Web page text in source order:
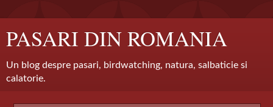
PASARI DIN ROMANIA
Un blog despre pasari, birdwatching, natura, salbaticie si
calatorie.